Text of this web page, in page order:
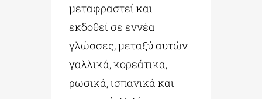
μεταφραστεί και
εκδοθεί σε εννέα
γλώσσες, μεταξύ αυτών
γαλλικά, κορεάτικα,
ρωσικά, ισπανικά και